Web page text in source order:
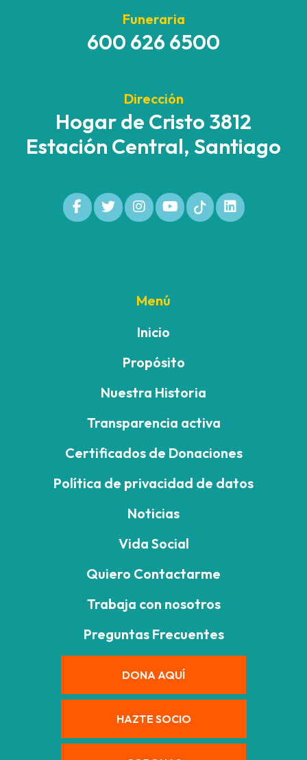
Funeraria
600 626 6500
Dirección
Hogar de Cristo 3812
Estación Central, Santiago
Menú
Inicio
Propósito
Nuestra Historia
Transparencia activa
Certificados de Donaciones
Política de privacidad de datos
Noticias
Vida Social
Quiero Contactarme
Trabaja con nosotros
Preguntas Frecuentes
DONA AQUÍ
HAZTE SOCIO